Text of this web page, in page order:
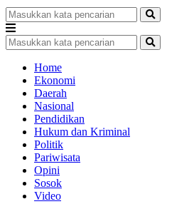
Home
Ekonomi
Daerah
Nasional
Pendidikan
Hukum dan Kriminal
Politik
Pariwisata
Opini
Sosok
Video